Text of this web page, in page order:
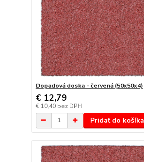
Dopadová doska - červená (50x50x4)
€ 12,79
€ 10,40 bez DPH
Pridať do košíka